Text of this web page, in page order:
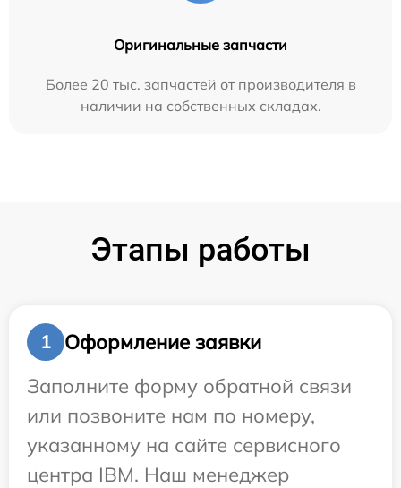
Оригинальные запчасти
Более 20 тыс. запчастей от производителя в
наличии на собственных складах.
Этапы работы
1
Оформление заявки
Заполните форму обратной связи
или позвоните нам по номеру,
указанному на сайте сервисного
центра IBM. Наш менеджер